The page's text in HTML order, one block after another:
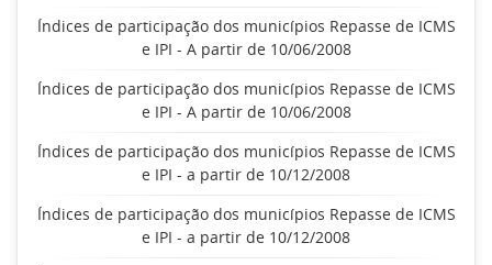
Índices de participação dos municípios Repasse de ICMS
e IPI - A partir de 10/06/2008
Índices de participação dos municípios Repasse de ICMS
e IPI - A partir de 10/06/2008
Índices de participação dos municípios Repasse de ICMS
e IPI - a partir de 10/12/2008
Índices de participação dos municípios Repasse de ICMS
e IPI - a partir de 10/12/2008